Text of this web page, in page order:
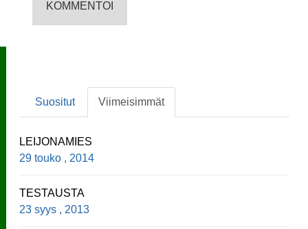
Suositut Viimeisimmät
LEIJONAMIES
29 touko , 2014
TESTAUSTA
23 syys , 2013